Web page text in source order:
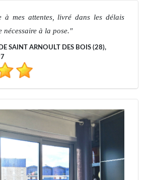
à mes attentes, livré dans les délais
nécessaire à la pose.
SAINT ARNOULT DES BOIS (28),